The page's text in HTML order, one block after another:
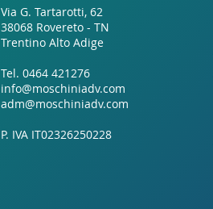
Via G. Tartarotti, 62
38068 Rovereto - TN
Trentino Alto Adige
Tel. 0464 421276
info@moschiniadv.com
adm@moschiniadv.com
P. IVA IT02326250228